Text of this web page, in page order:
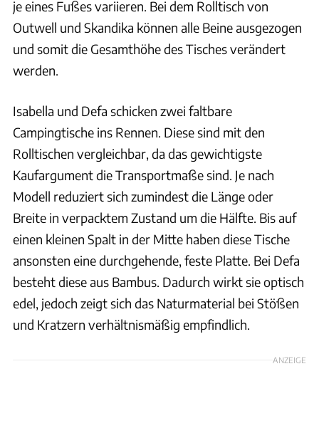
je eines Fußes variieren. Bei dem Rolltisch von
Outwell und Skandika können alle Beine ausgezogen
und somit die Gesamthöhe des Tisches verändert
werden.
Isabella und Defa schicken zwei faltbare
Campingtische ins Rennen. Diese sind mit den
Rolltischen vergleichbar, da das gewichtigste
Kaufargument die Transportmaße sind. Je nach
Modell reduziert sich zumindest die Länge oder
Breite in verpacktem Zustand um die Hälfte. Bis auf
einen kleinen Spalt in der Mitte haben diese Tische
ansonsten eine durchgehende, feste Platte. Bei Defa
besteht diese aus Bambus. Dadurch wirkt sie optisch
edel, jedoch zeigt sich das Naturmaterial bei Stößen
und Kratzern verhältnismäßig empfindlich.
ANZEIGE